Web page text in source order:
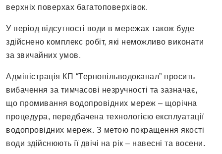
верхніх поверхах багатоповерхівок.
У період відсутності води в мережах також буде
здійснено комплекс робіт, які неможливо виконати
за звичайних умов.
Адміністрація КП “Тернопільводоканал” просить
вибачення за тимчасові незручності та зазначає,
що промивання водопровідних мереж – щорічна
процедура, передбачена технологією експлуатації
водопровідних мереж. З метою покращення якості
води здійснюють її двічі на рік – навесні та восени.